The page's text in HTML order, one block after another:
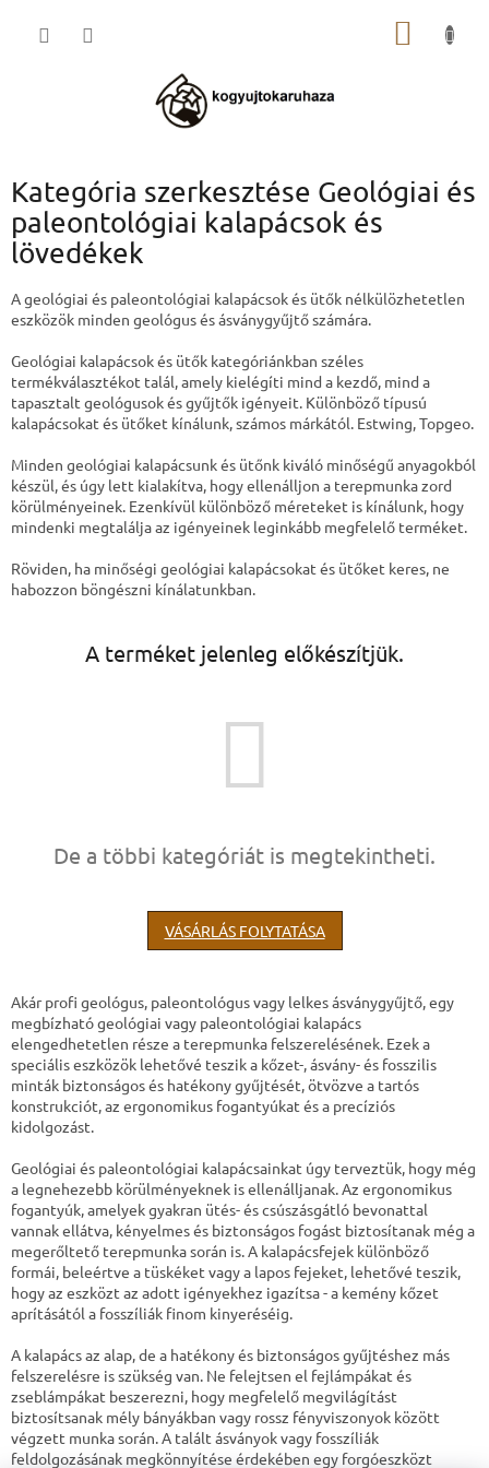
KOSÁR
Kategória szerkesztése Geológiai és
paleontológiai kalapácsok és
lövedékek
A geológiai és paleontológiai kalapácsok és ütők nélkülözhetetlen
eszközök minden geológus és ásványgyűjtő számára.
Geológiai kalapácsok és ütők kategóriánkban széles
termékválasztékot talál, amely kielégíti mind a kezdő, mind a
tapasztalt geológusok és gyűjtők igényeit. Különböző típusú
kalapácsokat és ütőket kínálunk, számos márkától. Estwing, Topgeo.
Minden geológiai kalapácsunk és ütőnk kiváló minőségű anyagokból
készül, és úgy lett kialakítva, hogy ellenálljon a terepmunka zord
körülményeinek. Ezenkívül különböző méreteket is kínálunk, hogy
mindenki megtalálja az igényeinek leginkább megfelelő terméket.
Röviden, ha minőségi geológiai kalapácsokat és ütőket keres, ne
habozzon böngészni kínálatunkban.
A terméket jelenleg előkészítjük.
De a többi kategóriát is megtekintheti.
VÁSÁRLÁS FOLYTATÁSA
Akár profi geológus, paleontológus vagy lelkes ásványgyűjtő, egy
megbízható geológiai vagy paleontológiai kalapács
elengedhetetlen része a terepmunka felszerelésének. Ezek a
speciális eszközök lehetővé teszik a kőzet-, ásvány- és fosszilis
minták biztonságos és hatékony gyűjtését, ötvözve a tartós
konstrukciót, az ergonomikus fogantyúkat és a precíziós
kidolgozást.
Geológiai és paleontológiai kalapácsainkat úgy terveztük, hogy még
a legnehezebb körülményeknek is ellenálljanak. Az ergonomikus
fogantyúk, amelyek gyakran ütés- és csúszásgátló bevonattal
vannak ellátva, kényelmes és biztonságos fogást biztosítanak még a
megerőltető terepmunka során is. A kalapácsfejek különböző
formái, beleértve a tüskéket vagy a lapos fejeket, lehetővé teszik,
hogy az eszközt az adott igényekhez igazítsa - a kemény kőzet
aprításától a fosszíliák finom kinyeréséig.
A kalapács az alap, de a hatékony és biztonságos gyűjtéshez más
felszerelésre is szükség van. Ne felejtsen el fejlámpákat és
zseblámpákat beszerezni, hogy megfelelő megvilágítást
biztosítsanak mély bányákban vagy rossz fényviszonyok között
végzett munka során. A talált ásványok vagy fosszíliák
feldolgozásának megkönnyítése érdekében egy forgóeszközt